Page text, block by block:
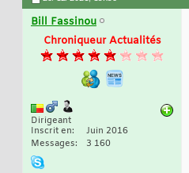
Bill Fassinou
Chroniqueur Actualités
Dirigeant
Inscrit en
Juin 2016
Messages
3 160